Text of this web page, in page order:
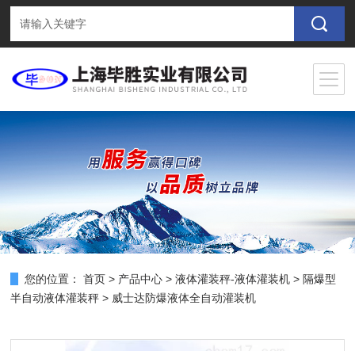
您的位置： 首页 > 产品中心 >液体灌装秤-液体灌装机 > 隔爆型
半自动液体灌装秤 > 威士达防爆液体全自动灌装机